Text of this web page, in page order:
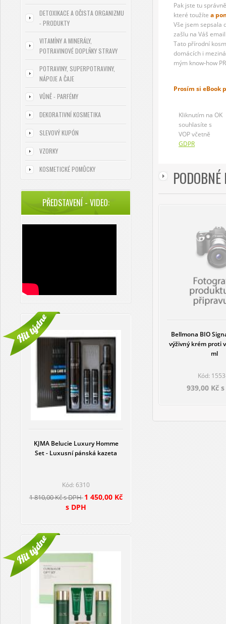
DETOXIKACE A OČISTA ORGANIZMU
- PRODUKTY
VITAMÍNY A MINERÁLY,
POTRAVINOVÉ DOPLŇKY STRAVY
POTRAVINY, SUPERPOTRAVINY,
NÁPOJE A ČAJE
VŮNĚ - PARFÉMY
DEKORATIVNÍ KOSMETIKA
SLEVOVÝ KUPÓN
VZORKY
KOSMETICKÉ POMŮCKY
PŘEDSTAVENÍ - VIDEO:
KJMA Belucie Luxury Homme
Set - Luxusní pánská kazeta
Kód: 6310
1 810,00 Kč s DPH1 450,00 Kč
s DPH
Pak jste tu
které toužíte a
Vše jsem sepsala
zašlu na Váš
Tato přírodní
domácích i
mým know-how
Prosím si eBook
Kliknutím na OK
souhlasíte s
VOP včetně
GDPR
Bellmona BIO
výživný krém proti
ml
Kód:
939,00 Kč